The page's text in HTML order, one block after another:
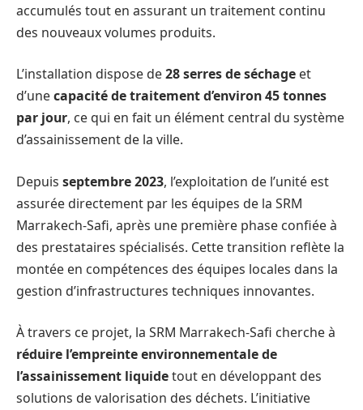
accumulés tout en assurant un traitement continu
des nouveaux volumes produits.
L’installation dispose de28 serres de séchage et
d’unecapacité de traitement d’environ 45 tonnes
par jour, ce qui en fait un élément central du système
d’assainissement de la ville.
Depuis septembre 2023, l’exploitation de l’unité est
assurée directement par les équipes de la SRM
Marrakech-Safi, après une première phase confiée à
des prestataires spécialisés. Cette transition reflète la
montée en compétences des équipes locales dans la
gestion d’infrastructures techniques innovantes.
À travers ce projet, la SRM Marrakech-Safi cherche à
réduire l’empreinte environnementale de
l’assainissement liquidetout en développant des
solutions de valorisation des déchets. L’initiative